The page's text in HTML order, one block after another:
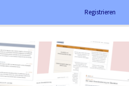
Registrieren